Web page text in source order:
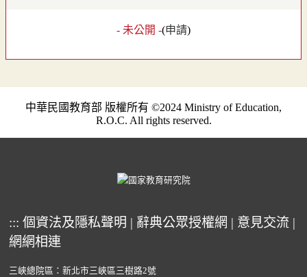
- 未公開 -(申請)
中華民國教育部 版權所有 ©2024 Ministry of Education,
R.O.C. All rights reserved.
::: 個資法及隱私聲明 | 辭典公眾授權網 | 意見交流 |
網網相連
三峽總院區：新北市三峽區三樹路2號